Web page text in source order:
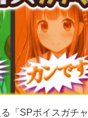
「SPボイスガチ